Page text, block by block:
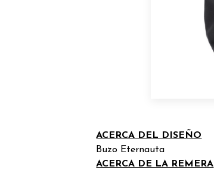
ACERCA DEL DISEÑO
Buzo Eternauta
ACERCA DE LA REMERA